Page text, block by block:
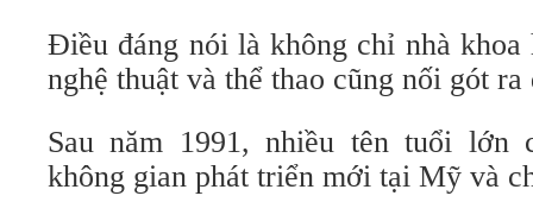
Điều đáng nói là không chỉ nhà
nghệ thuật và thể thao cũng nối gót ra
Sau năm 1991, nhiều tên tuổi lớn
không gian phát triển mới tại Mỹ và